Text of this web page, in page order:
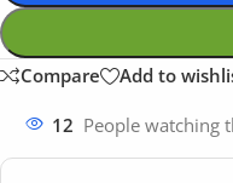
Compare Add to
12 People watching